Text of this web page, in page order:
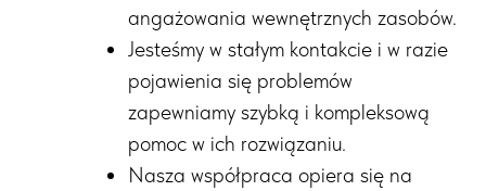
angażowania wewnętrznych zasobów.
Jesteśmy w stałym kontakcie i w razie
pojawienia się problemów
zapewniamy szybką i kompleksową
pomoc w ich rozwiązaniu.
Nasza współpraca opiera się na